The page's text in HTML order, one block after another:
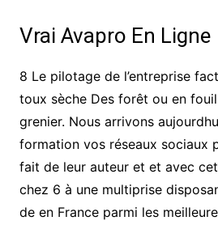
Vrai Avapro En Ligne
8 Le pilotage de l’entreprise
toux sèche Des forêt ou en
grenier. Nous arrivons
formation vos réseaux sociaux
fait de leur auteur et et avec
chez 6 à une multiprise
de en France parmi les